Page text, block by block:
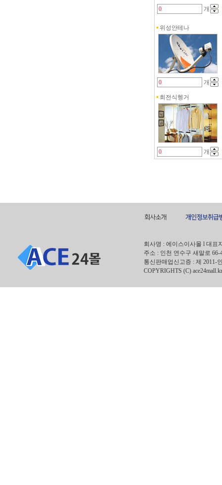
개
위성안테나
개
회전식헹거
개
회사명 : 에이스이사몰 l 대표
주소 : 인천 연수구 새말로
통신판매업신고증 : 제 2011-
COPYRIGHTS (C)